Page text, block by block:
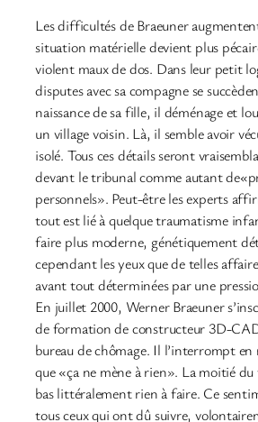
Les difficultés de Braeuner
situation matérielle devient plus
violent maux de dos. Dans leur petit
disputes avec sa compagne se
naissance de sa fille, il déménage et
un village voisin. Là, il semble avoir
isolé. Tous ces détails seront
devant le tribunal comme autant
personnels». Peut-être les experts
tout est lié à quelque traumatisme
faire plus moderne, génétiquement
cependant les yeux que de telles
avant tout déterminées par une
En juillet 2000, Werner Braeuner
de formation de constructeur 3D-
bureau de chômage. Il l’interrompt en
que «ça ne mène à rien». La moitié
bas littéralement rien à faire. Ce
tous ceux qui ont dû suivre,